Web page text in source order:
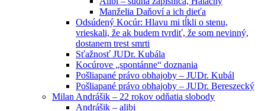
Manželia Daňoví a ich dieťa
Odsúdený Kocúr: Hlavu mi tĺkli o stenu,
vrieskali, že ak budem tvrdiť, že som nevinný,
dostanem trest smrti
Sťažnosť JUDr. Kubála
Kocúrove „spontánne“ doznania
Pošliapané právo obhajoby – JUDr. Kubál
Pošliapané právo obhajoby – JUDr. Bereszecký
Milan Andrášik – 22 rokov odňatia slobody
Andrášik – alibi